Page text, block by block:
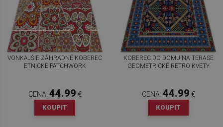
VONKAJŠIE ZÁHRADNÉ KOBEREC
ETNICKÉ PATCHWORK
CENA: 44.99 €
KOUPIT
KOBEREC DO DOMU NA TERASE
GEOMETRICKÉ RETRO KVETY
CENA: 44.99 €
KOUPIT